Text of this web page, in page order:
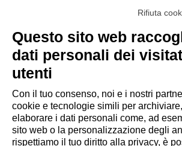
Link utili
- Ufficio di informazione e accoglienza turistica
- Comune di Formigine
- Trasporti Locali
- Trenitalia
Rifiuta
Questo sito web
dati personali dei
utenti
Con il tuo consenso, noi e i nostri
cookie e tecnologie simili per
elaborare i dati personali come, ad
sito web o la personalizzazione degli
rispettiamo il tuo diritto alla privacy, è